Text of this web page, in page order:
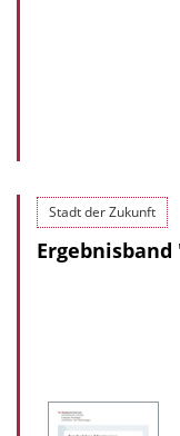
Stadt der Zukunft